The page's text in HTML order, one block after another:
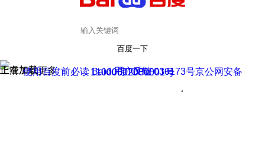
百度一下
正在加载
上滑加载更多 用户反馈
使用百度前必读 Baidu 京ICP证030173号
京公网安备11000002000001号